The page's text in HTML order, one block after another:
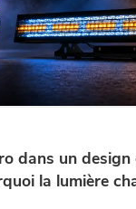
dans un
la lumière